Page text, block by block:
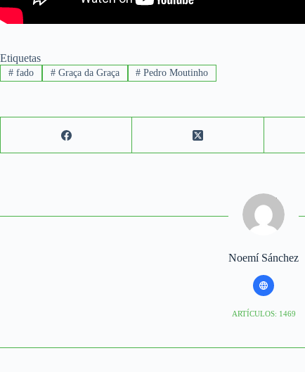
Etiquetas
#fado #Graça da Graça # Pedro Moutinho
Noemí Sánchez
ARTÍCULOS: 1469